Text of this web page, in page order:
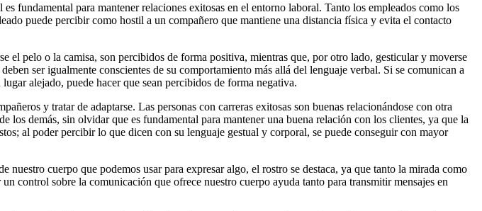
fundamental para mantener relaciones exitosas en el entorno laboral. Tanto los empleados como los
puede percibir como hostil a un compañero que mantiene una distancia física y evita el contacto
el pelo o la camisa, son percibidos de forma positiva, mientras que, por otro lado, gesticular y moverse
ser igualmente conscientes de su comportamiento más allá del lenguaje verbal. Si se comunican a
alejado, puede hacer que sean percibidos de forma negativa.
y tratar de adaptarse. Las personas con carreras exitosas son buenas relacionándose con otra
demás, sin olvidar que es fundamental para mantener una buena relación con los clientes, ya que la
al poder percibir lo que dicen con su lenguaje gestual y corporal, se puede conseguir con mayor
cuerpo que podemos usar para expresar algo, el rostro se destaca, ya que tanto la mirada como
control sobre la comunicación que ofrece nuestro cuerpo ayuda tanto para transmitir mensajes en